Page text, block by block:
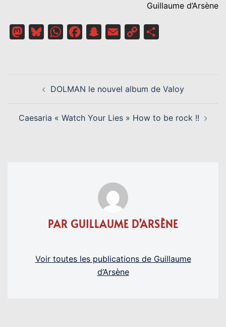
Guillaume d’Arsène
MastodonBlueskyWhatsAppFacebookSnapchat
Email
Copy
D’ARTICLEDOLMAN le nouvel album de Valoy
Caesaria « Watch Your Lies » How to be rock !!
PAR GUILLAUME D’ARSÈNE
Voir toutes les publications de Guillaume
d’Arsène